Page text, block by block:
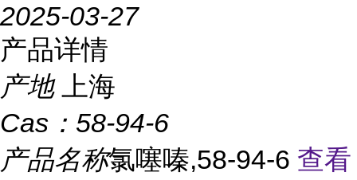
2025-03-27
产品详情
产地
上海
Cas： 58-94-6
产品名称氯噻嗪,58-94-6 查看